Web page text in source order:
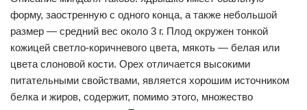
форму, заостренную с одного конца, а также небольшой
размер — средний вес около 3 г. Плод окружен тонкой
кожицей светло-коричневого цвета, мякоть — белая или
цвета слоновой кости. Орех отличается высокими
питательными свойствами, является хорошим источником
белка и жиров, содержит, помимо этого, множество